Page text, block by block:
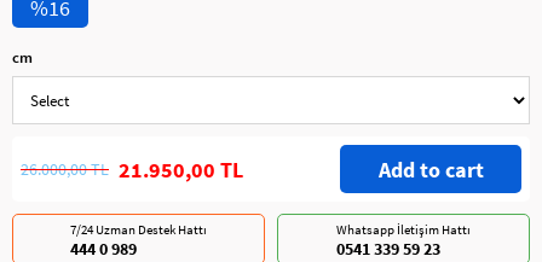
16
cm
26.000,00 TL 21.950,00 TL
Whatsapp İletişim Hattı
0541 339 59 23
7/24 Uzman Destek Hattı
444 0 989